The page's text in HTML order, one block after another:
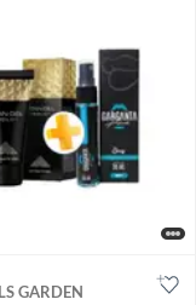
GARDEN